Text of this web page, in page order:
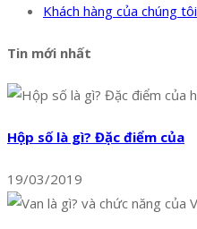
Khách hàng của chúng tôi
Tin mới nhất
Hộp số là gì? Đặc điểm của
19/03/2019